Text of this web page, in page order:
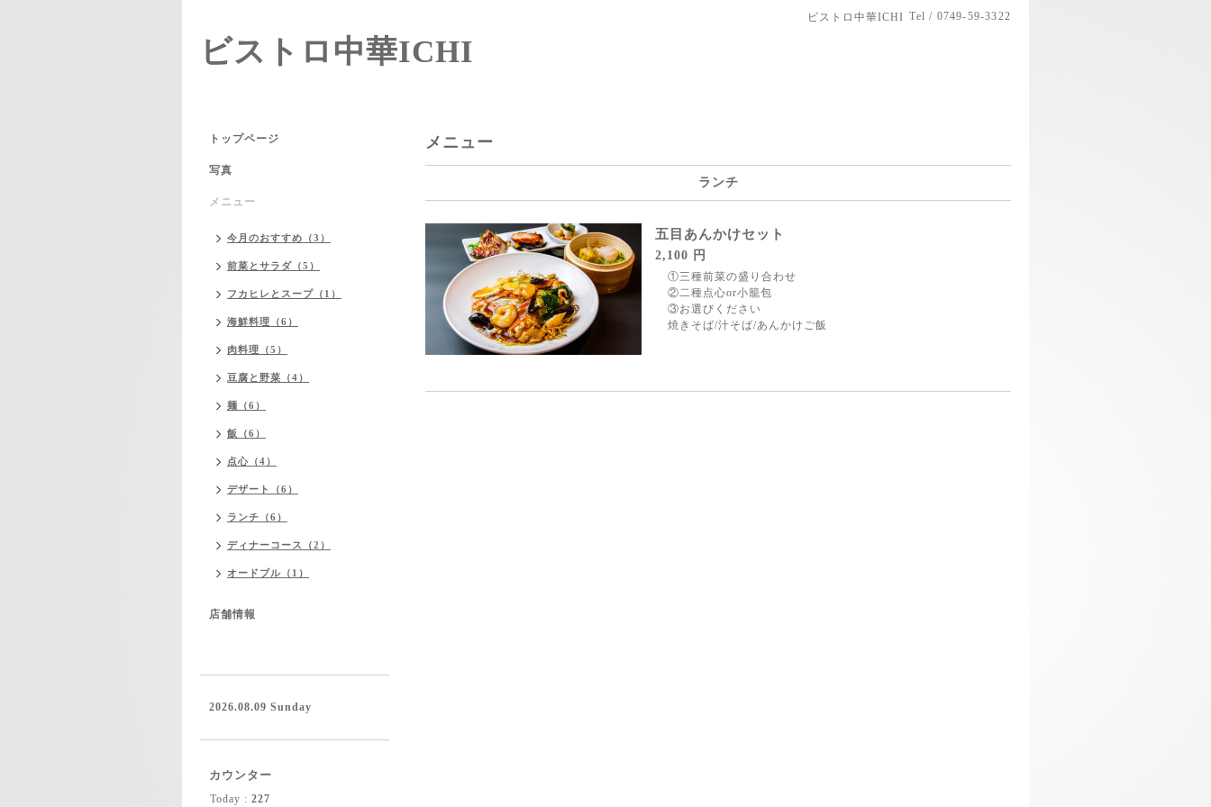
ビストロ中華ICHI Tel / 0749-59-3322
ビストロ中華ICHI
メニュー
ランチ
五目あんかけセット
2,100 円
①三種前菜の盛り合わせ
②二種点心or小籠包
③お選びください
焼きそば/汁そば/あんかけご飯
トップページ
写真
メニュー
今月のおすすめ（3）
前菜とサラダ（5）
フカヒレとスープ（1）
海鮮料理（6）
肉料理（5）
豆腐と野菜（4）
麺（6）
飯（6）
点心（4）
デザート（6）
ランチ（6）
ディナーコース（2）
オードブル（1）
店舗情報
2026.08.09 Sunday
カウンター
Today : 227